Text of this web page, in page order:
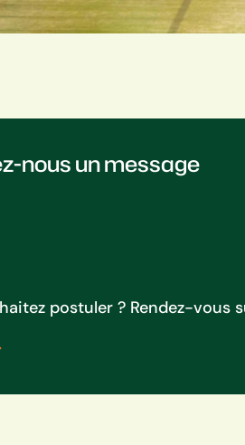
nous un message
postuler ? Rendez-vous